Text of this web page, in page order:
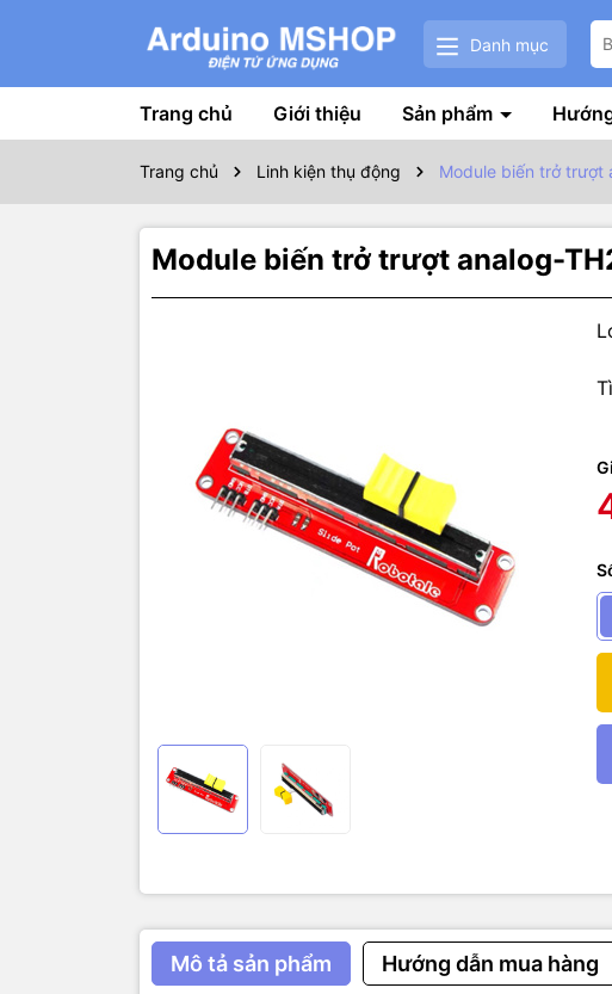
Danh mục
Trang chủ Giới thiệu Sản phẩm
Trang chủ Linh kiện thụ động Module biến trở trượt
Module biến trở trượt analog-
Mô tả sản phẩm Hướng dẫn mua hàng
🔴 Module biến trở
Dùng để làm tín hiệu
sáng, nhiệt độ.
🔴 Thông số kĩ thuật
🔸 Điện áp hoạt
🔸Ngõ ra điện
🔸2 ngõ ra
🔸Kích thước: 90